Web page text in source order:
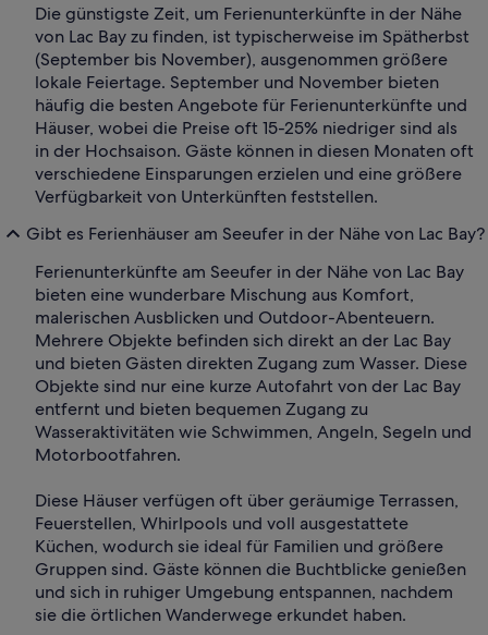
Die günstigste Zeit, um Ferienunterkünfte in der Nähe
von Lac Bay zu finden, ist typischerweise im Spätherbst
(September bis November), ausgenommen größere
lokale Feiertage. September und November bieten
häufig die besten Angebote für Ferienunterkünfte und
Häuser, wobei die Preise oft 15-25% niedriger sind als
in der Hochsaison. Gäste können in diesen Monaten oft
verschiedene Einsparungen erzielen und eine größere
Verfügbarkeit von Unterkünften feststellen.
Gibt es Ferienhäuser am Seeufer in der Nähe von Lac Bay?
Ferienunterkünfte am Seeufer in der Nähe von Lac Bay
bieten eine wunderbare Mischung aus Komfort,
malerischen Ausblicken und Outdoor-Abenteuern.
Mehrere Objekte befinden sich direkt an der Lac Bay
und bieten Gästen direkten Zugang zum Wasser. Diese
Objekte sind nur eine kurze Autofahrt von der Lac Bay
entfernt und bieten bequemen Zugang zu
Wasseraktivitäten wie Schwimmen, Angeln, Segeln und
Motorbootfahren.
Diese Häuser verfügen oft über geräumige Terrassen,
Feuerstellen, Whirlpools und voll ausgestattete
Küchen, wodurch sie ideal für Familien und größere
Gruppen sind. Gäste können die Buchtblicke genießen
und sich in ruhiger Umgebung entspannen, nachdem
sie die örtlichen Wanderwege erkundet haben.